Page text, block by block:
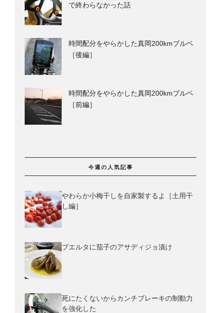
で終わらなかった話
時間配分をやらかした真岡200kmブルベ
［後編］
時間配分をやらかした真岡200kmブルベ
［前編］
今週の人気記事
やわらか小梅干しを自家製するよ［土用干
し編］
ブエルタに茄子のアサディジョ漬け
死にたくないからカンチブレーキの制動力
を強化した